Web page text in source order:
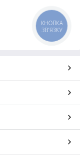
КНОПКА
ЗВ'ЯЗКУ